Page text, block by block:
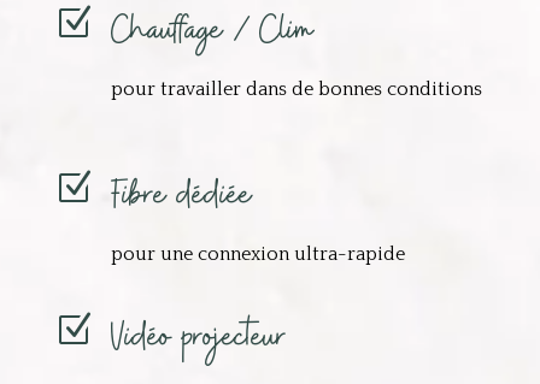
Z Chauffage / Clim
pour travailler dans de bonnes conditions
Z Fibre dédiée
pour une connexion ultra-rapide
Z Vidéo projecteur